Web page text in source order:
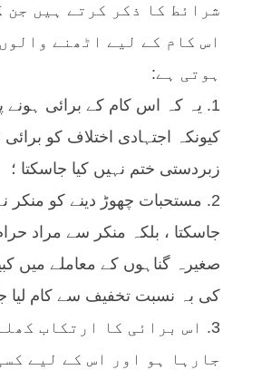
شرائط کا ذکر کرتے ہیں جن
اس کام کے لیے اٹھنے
ہوتی ہے:
1. یہ کہ اس کام کے برائی ہونے
کیونکہ اجتہادی اختلاف کو برائی
زبردستی ختم نہیں کیا جاسکتا ؛
2. مستحبات چھوڑ دینے کو منکر
جاسکتا ، بلکہ منکر سے مراد
صغیرہ گناہوں کے معاملے میں
کی بہ نسبت تخفیف سے کام لیا
3. اس برائی کا ارتکاب
جارہا ہو اور اس کے لیے